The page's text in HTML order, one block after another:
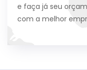
e faça já seu
com a melhor